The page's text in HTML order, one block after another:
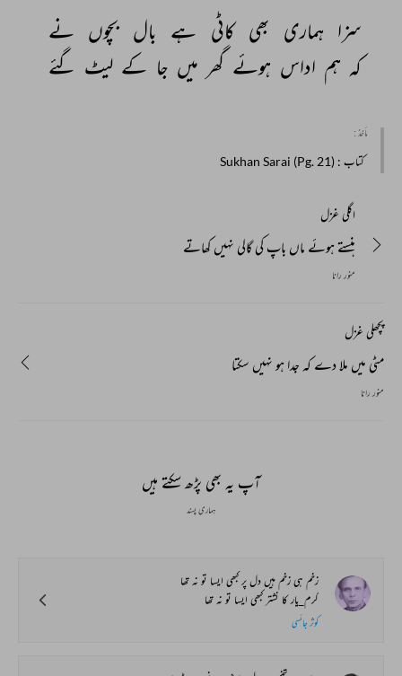
سزا ہماری بھی کاٹی ہے بال بچوں نے
کہ ہم اداس ہوئے گھر میں جا کے لیٹ گئے
مأخذ :
کتاب : Sukhan Sarai (Pg. 21)
اگلی غزل
ہنستے ہوئے ماں باپ کی گالی نہیں کھاتے
منور رانا
پچھلی غزل
مٹی میں ملا دے کہ جدا ہو نہیں سکتا
منور رانا
آپ یہ بھی پڑھ سکتے ہیں
ہماری پسند
زخم ہی زخم ہیں دل پر کبھی ایسا تو نہ تھا
کرم_یار کا نشتر کبھی ایسا تو نہ تھا
کوثر جائسی